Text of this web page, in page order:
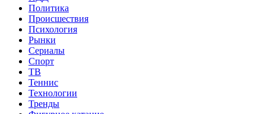
Политика
Происшествия
Психология
Рынки
Сериалы
Спорт
ТВ
Теннис
Технологии
Тренды